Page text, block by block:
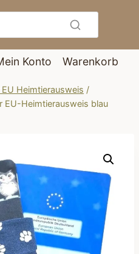
Konto Warenkorb
Heimtierausweis /
EU-Heimtierausweis blau